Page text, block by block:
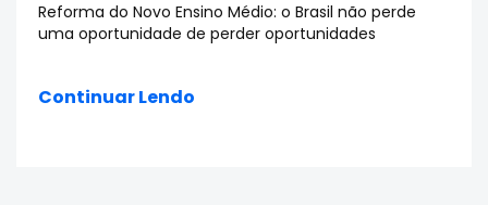
Reforma do Novo Ensino Médio: o Brasil não perde
uma oportunidade de perder oportunidades
Continuar Lendo